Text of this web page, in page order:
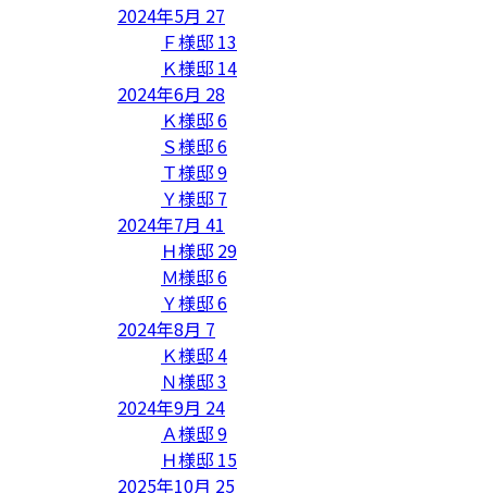
2024年5月 27
Ｆ様邸 13
Ｋ様邸 14
2024年6月 28
Ｋ様邸6
Ｓ様邸6
Ｔ様邸9
Ｙ様邸 7
2024年7月 41
Ｈ様邸 29
Ｍ様邸6
Ｙ様邸6
2024年8月 7
Ｋ様邸4
Ｎ様邸3
2024年9月 24
Ａ様邸9
Ｈ様邸 15
2025年10月 25